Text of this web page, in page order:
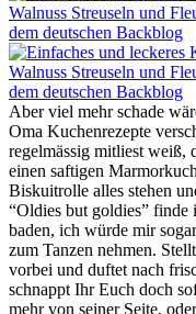
Aber viel mehr schade
Oma Kuchenrezepte
regelmässig mitliest weiß,
einen saftigen
Biskuitrolle alles stehen
“Oldies but goldies” finde
baden, ich würde mir
zum Tanzen nehmen.
vorbei und duftet nach
schnappt Ihr Euch doch
mehr von seiner Seite,